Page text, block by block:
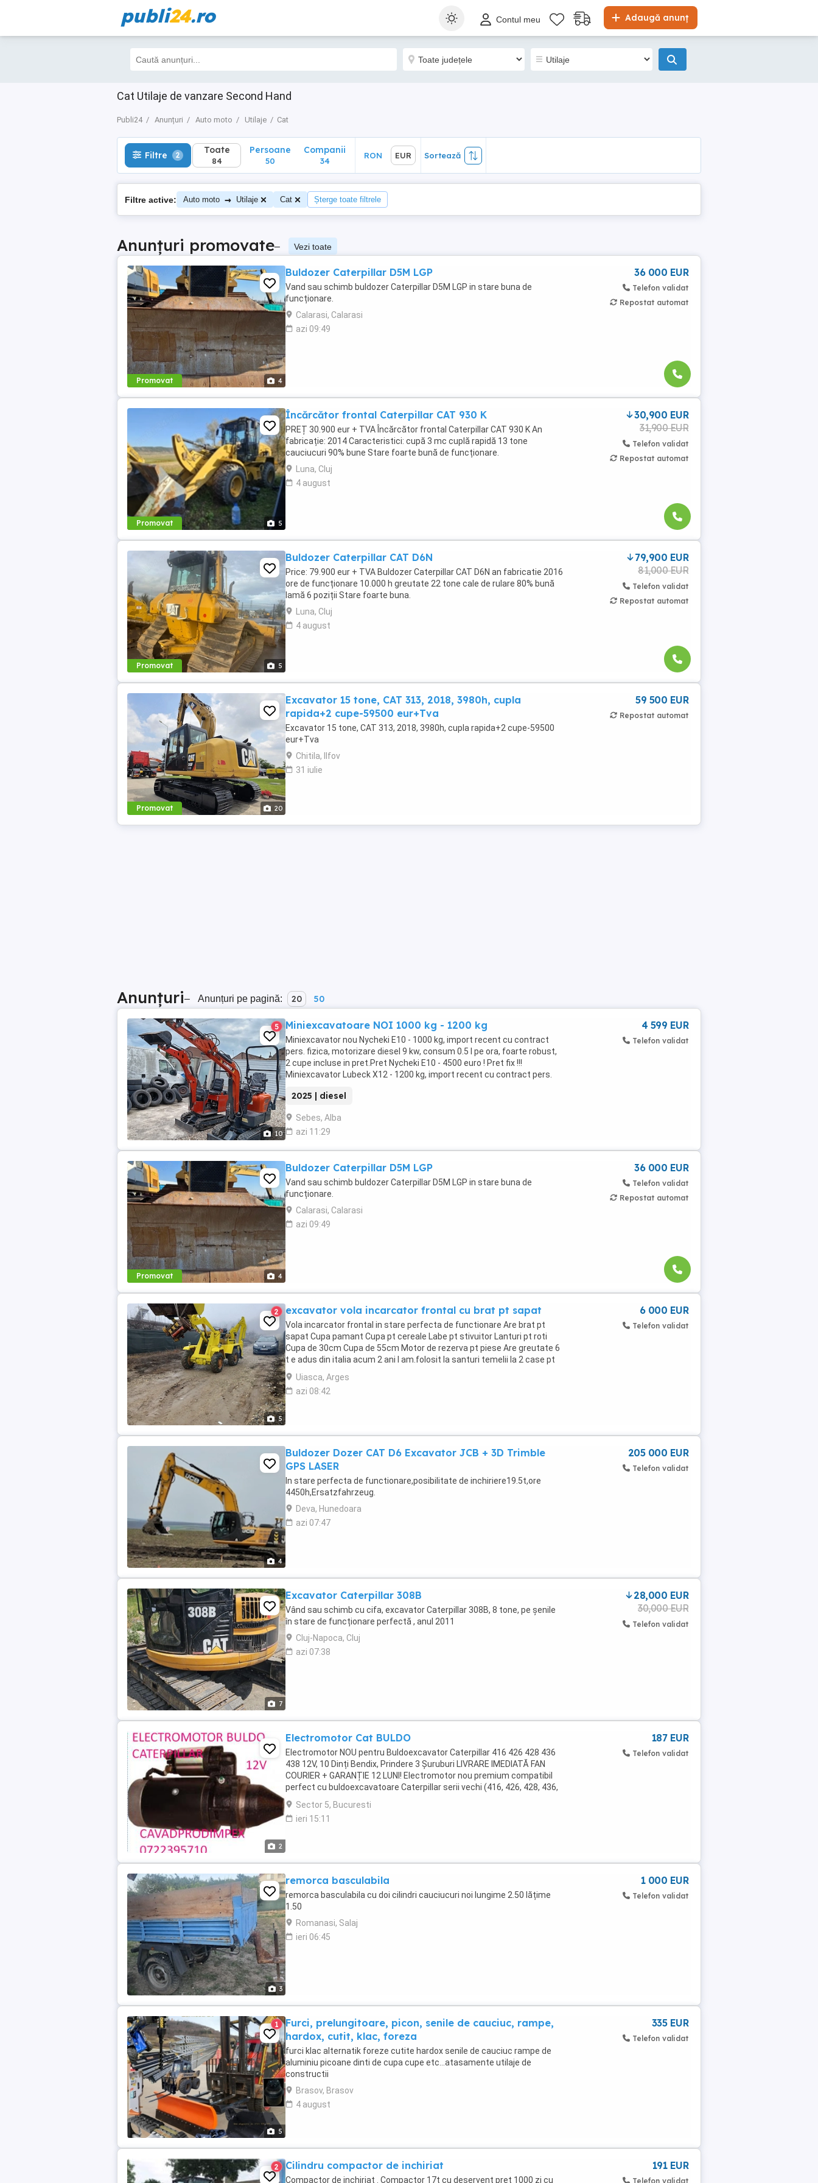
publi24.ro Adaugă anunț
Contul meu
Cat Utilaje de vanzare Second Hand
Publi24 Anunțuri Auto moto Utilaje Cat
Filtre 2 Toate
84
Sortează
Filtre 2 Toate
84
Persoane
50
Companii
34
RON EUR Sortează
Filtre active: Auto moto → Utilaje Cat Șterge toate filtrele
Anunțuri promovate– Vezi toate
Promovat 4
Buldozer Caterpillar D5M LGP
Vand sau schimb buldozer Caterpillar D5M LGP in stare buna de
funcționare.
Calarasi, Calarasi
azi 09:49
36 000 EUR
Telefon validat
Repostat automat
Promovat 5
Încărcător frontal Caterpillar CAT 930 K
PREȚ 30.900 eur + TVA Încărcător frontal Caterpillar CAT 930 K An
fabricație: 2014 Caracteristici: cupă 3 mc cuplă rapidă 13 tone
cauciucuri 90% bune Stare foarte bună de funcționare.
Luna, Cluj
4 august
30,900 EUR
31,900 EUR
Telefon validat
Repostat automat
Promovat 5
Buldozer Caterpillar CAT D6N
Price: 79.900 eur + TVA Buldozer Caterpillar CAT D6N an fabricatie 2016
ore de funcționare 10.000 h greutate 22 tone cale de rulare 80% bună
lamă 6 poziții Stare foarte buna.
Luna, Cluj
4 august
79,900 EUR
81,000 EUR
Telefon validat
Repostat automat
Promovat 20
Excavator 15 tone, CAT 313, 2018, 3980h, cupla
rapida+2 cupe-59500 eur+Tva
Excavator 15 tone, CAT 313, 2018, 3980h, cupla rapida+2 cupe-59500
eur+Tva
Chitila, Ilfov
31 iulie
59 500 EUR
Repostat automat
Anunțuri– Anunțuri pe pagină: 20 50
10
5 Miniexcavatoare NOI 1000 kg - 1200 kg
Miniexcavator nou Nycheki E10 - 1000 kg, import recent cu contract
pers. fizica, motorizare diesel 9 kw, consum 0.5 l pe ora, foarte robust,
2 cupe incluse in pret.Pret Nycheki E10 - 4500 euro ! Pret fix !!!
Miniexcavator Lubeck X12 - 1200 kg, import recent cu contract pers.
2025 | diesel
Sebes, Alba
azi 11:29
4 599 EUR
Telefon validat
Promovat 4
Buldozer Caterpillar D5M LGP
Vand sau schimb buldozer Caterpillar D5M LGP in stare buna de
funcționare.
Calarasi, Calarasi
azi 09:49
36 000 EUR
Telefon validat
Repostat automat
5
2 excavator vola incarcator frontal cu brat pt sapat
Vola incarcator frontal in stare perfecta de functionare Are brat pt
sapat Cupa pamant Cupa pt cereale Labe pt stivuitor Lanturi pt roti
Cupa de 30cm Cupa de 55cm Motor de rezerva pt piese Are greutate 6
t e adus din italia acum 2 ani l am.folosit la santuri temelii la 2 case pt
vanzare Cine este interesat ...
Uiasca, Arges
azi 08:42
6 000 EUR
Telefon validat
4
Buldozer Dozer CAT D6 Excavator JCB + 3D Trimble
GPS LASER
In stare perfecta de functionare,posibilitate de inchiriere19.5t,ore
4450h,Ersatzfahrzeug.
Deva, Hunedoara
azi 07:47
205 000 EUR
Telefon validat
7
Excavator Caterpillar 308B
Vând sau schimb cu cifa, excavator Caterpillar 308B, 8 tone, pe șenile
în stare de funcționare perfectă , anul 2011
Cluj-Napoca, Cluj
azi 07:38
28,000 EUR
30,000 EUR
Telefon validat
2
Electromotor Cat BULDO
Electromotor NOU pentru Buldoexcavator Caterpillar 416 426 428 436
438 12V, 10 Dinți Bendix, Prindere 3 Șuruburi LIVRARE IMEDIATĂ FAN
COURIER + GARANȚIE 12 LUNI! Electromotor nou premium compatibil
perfect cu buldoexcavatoare Caterpillar serii vechi (416, 426, 428, 436,
438) echipate cu motor Perkins ...
Sector 5, Bucuresti
ieri 15:11
187 EUR
Telefon validat
3
remorca basculabila
remorca basculabila cu doi cilindri cauciucuri noi lungime 2.50 lățime
1.50
Romanasi, Salaj
ieri 06:45
1 000 EUR
Telefon validat
5
1
Furci, prelungitoare, picon, senile de cauciuc, rampe,
hardox, cutit, klac, foreza
furci klac alternatik foreze cutite hardox senile de cauciuc rampe de
aluminiu picoane dinti de cupa cupe etc...atasamente utilaje de
constructii
Brasov, Brasov
4 august
335 EUR
Telefon validat
2 Cilindru compactor de inchiriat
Compactor de inchiriat . Compactor 17t cu deservent pret 1000 zi cu
191 EUR
Telefon validat